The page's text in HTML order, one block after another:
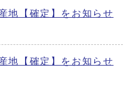
地【確定】をお知らせ
地【確定】をお知らせ